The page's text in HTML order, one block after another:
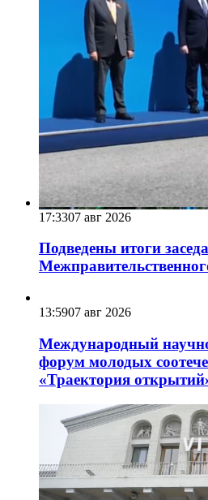
17:3307 авг 2026
Подведены итоги
13:5907 авг 2026
Международный
форум молодых
«Траектория